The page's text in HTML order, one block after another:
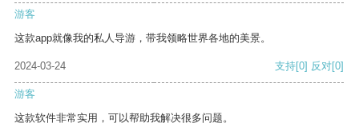
游客
这款app就像我的私人导游，带我领略世界各地的美景。
2024-03-24 支持[0] 反对[0]
游客
这款软件非常实用，可以帮助我解决很多问题。